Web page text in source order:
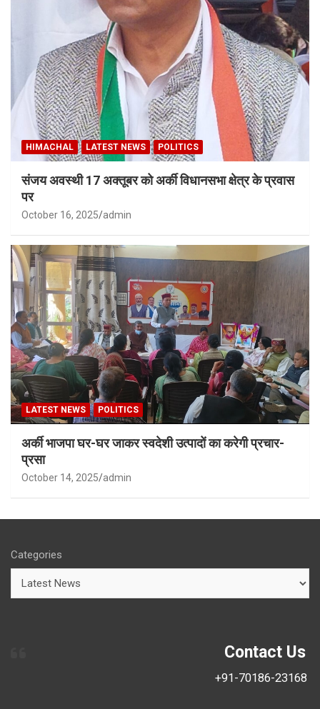
HIMACHAL LATEST NEWS POLITICS
संजय अवस्थी 17 अक्तूबर को अर्की विधानसभा क्षेत्र के प्रवास
पर
October 16, 2025 admin
LATEST NEWS POLITICS
अर्की भाजपा घर-घर जाकर स्वदेशी उत्पादों का करेगी प्रचार-
प्रसा
October 14, 2025 admin
Categories
Contact Us
+91-70186-23168